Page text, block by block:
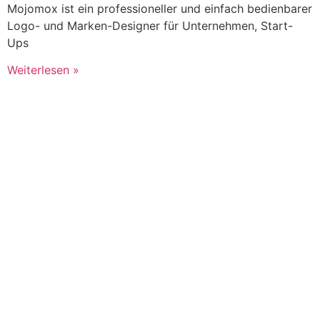
Mojomox ist ein professioneller und einfach bedienbarer
Logo- und Marken-Designer für Unternehmen, Start-
Ups
Weiterlesen »